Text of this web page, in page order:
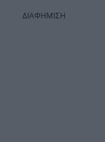
ΔΙΑΦΗΜΙΣΗ